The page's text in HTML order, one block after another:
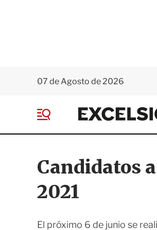
07 de Agosto de 2026
e
Candidatos
2021
El próximo 6 de junio se